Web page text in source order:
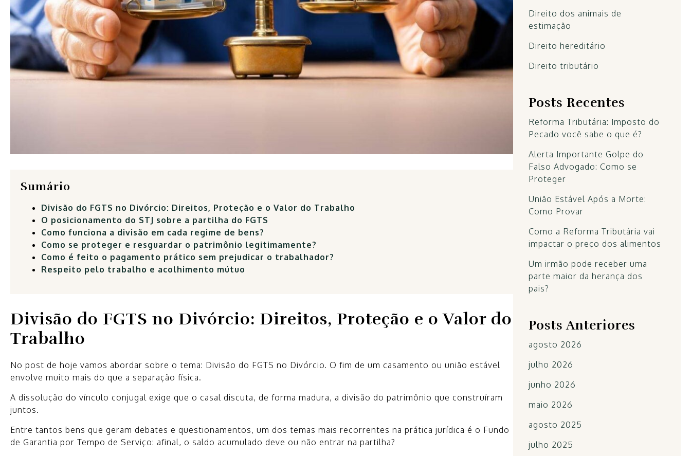
Sumário
Divisão do FGTS no Divórcio: Direitos, Proteção e o Valor do Trabalho
O posicionamento do STJ sobre a partilha do FGTS
Como funciona a divisão em cada regime de bens?
Como se proteger e resguardar o patrimônio legitimamente?
Como é feito o pagamento prático sem prejudicar o trabalhador?
Respeito pelo trabalho e acolhimento mútuo
Divisão do FGTS no Divórcio: Direitos, Proteção e o Valor do
Trabalho
No post de hoje vamos abordar sobre o tema: Divisão do FGTS no Divórcio. O fim de um casamento ou união estável
envolve muito mais do que a separação física.
A dissolução do vínculo conjugal exige que o casal discuta, de forma madura, a divisão do patrimônio que construíram
juntos.
Entre tantos bens que geram debates e questionamentos, um dos temas mais recorrentes na prática jurídica é o Fundo
de Garantia por Tempo de Serviço: afinal, o saldo acumulado deve ou não entrar na partilha?
Direito dos animais de
estimação
Direito hereditário
Direito tributário
Posts Recentes
Reforma Tributária: Imposto do
Pecado você sabe o que é?
Alerta Importante Golpe do
Falso Advogado: Como se
Proteger
União Estável Após a Morte:
Como Provar
Como a Reforma Tributária vai
impactar o preço dos alimentos
Um irmão pode receber uma
parte maior da herança dos
pais?
Posts Anteriores
agosto 2026
julho 2026
junho 2026
maio 2026
agosto 2025
julho 2025